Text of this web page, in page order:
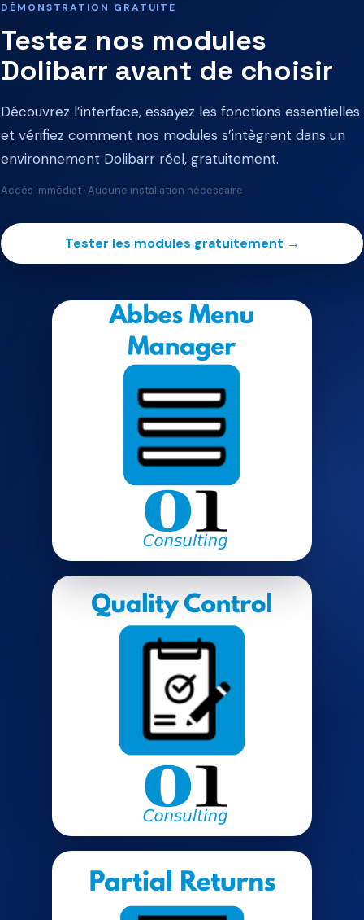
DÉMONSTRATION GRATUITE
Testez nos modules
Dolibarr avant de choisir
Découvrez l’interface, essayez les fonctions essentielles
et vérifiez comment nos modules s’intègrent dans un
environnement Dolibarr réel, gratuitement.
Accès immédiat · Aucune installation nécessaire
Tester les modules gratuitement →